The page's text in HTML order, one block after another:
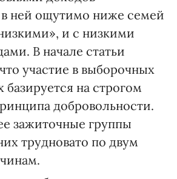
в ней ощутимо ниже семей
и с низкими
В начале статьи
участие в выборочных
базируется на строгом
добровольности.
зажиточные группы
трудновато по двум